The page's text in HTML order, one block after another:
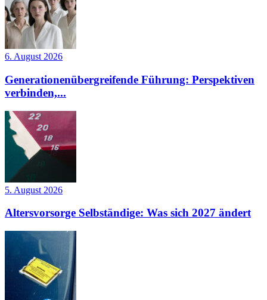
6. August 2026
Generationenübergreifende Führung: Perspektiven
verbinden,...
5. August 2026
Altersvorsorge Selbständige: Was sich 2027 ändert